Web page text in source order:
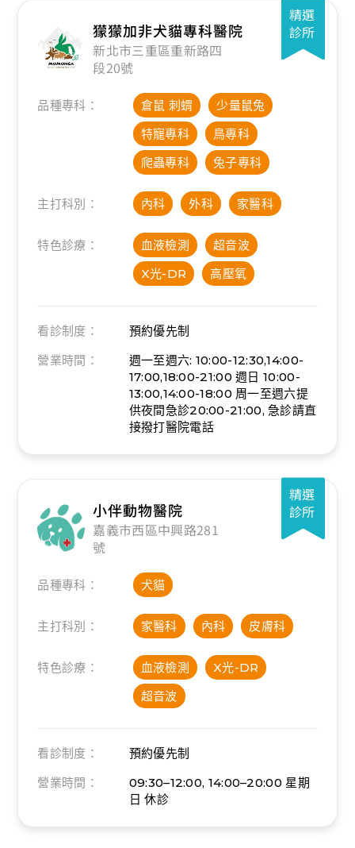
精選
診所
獴獴加非犬貓專科醫院
新北市三重區重新路四
段20號
品種專科： 倉鼠 刺蝟
少量鼠兔
特寵專科
鳥專科
爬蟲專科
兔子專科
主打科別： 內科 外科 家醫科
特色診療： 血液檢測
超音波
X光-DR
高壓氧
看診制度：
預約優先制
營業時間：
週一至週六: 10:00-12:30,14:00-
17:00,18:00-21:00週日 10:00-
13:00,14:00-18:00 周一至週六提
供夜間急診20:00-21:00, 急診請直
接撥打醫院電話
精選
診所
小伴動物醫院
嘉義市西區中興路281
號
品種專科： 犬貓
主打科別： 家醫科 內科 皮膚科
特色診療： 血液檢測
X光-DR
超音波
看診制度：
預約優先制
營業時間：
09:30–12:00, 14:00–20:00 星期
日 休診